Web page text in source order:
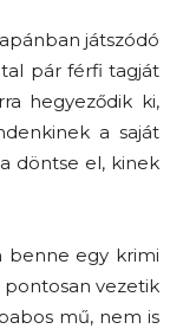
játszódó
pár férfi tagját
hegyeződik ki,
a saját
döntse el, kinek
benne egy krimi
pontosan vezetik
mű, nem is